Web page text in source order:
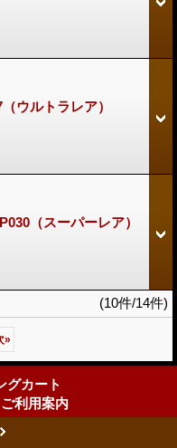
ウルトラレア）
（スーパーレア）
(10件/14件)
»
グカート
ご利用案内